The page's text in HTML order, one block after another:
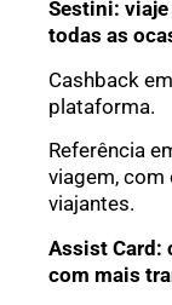
Sestini:
todas as
Cashback
plataforma.
Referência
viagem,
viajantes.
Assist Card:
com mais